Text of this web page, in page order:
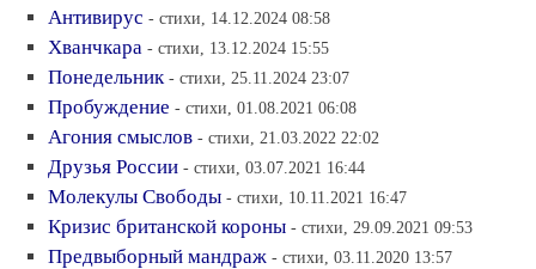
Антивирус - стихи, 14.12.2024 08:58
Хванчкара - стихи, 13.12.2024 15:55
Понедельник - стихи, 25.11.2024 23:07
Пробуждение - стихи, 01.08.2021 06:08
Агония смыслов - стихи, 21.03.2022 22:02
Друзья России - стихи, 03.07.2021 16:44
Молекулы Свободы - стихи, 10.11.2021 16:47
Кризис британской короны - стихи, 29.09.2021 09:53
Предвыборный мандраж - стихи, 03.11.2020 13:57